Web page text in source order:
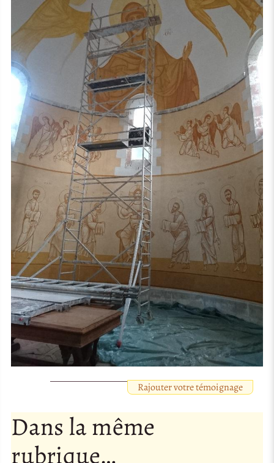
Rajouter votre témoignage
Dans la même
rubrique…